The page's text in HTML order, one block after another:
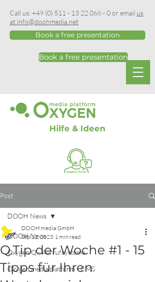
Call us:+49 (0) 511 - 13 22 066 - 0or email us
at info@doohmedia.net
Book a free presentation
Book a free presentation
Hilfe & Ideen
Post
DOOH News
Oxygen.Q - Aufrufsysteme
Oxygen media platform - CMS
DOOH News
Q.Tip der Woche #1 - 15
Tipps für Ihren
DOOH media GmbH
Sep 12, 2023 1 min read